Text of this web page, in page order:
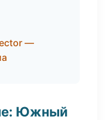
—
Южный